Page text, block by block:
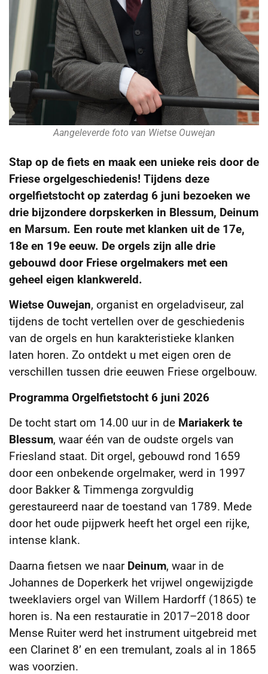
Aangeleverde foto van Wietse Ouwejan
Stap op de fiets en maak een unieke reis door de
Friese orgelgeschiedenis! Tijdens deze
orgelfietstocht op zaterdag 6 juni bezoeken we
drie bijzondere dorpskerken in Blessum, Deinum
en Marsum. Een route met klanken uit de 17e,
18e en 19e eeuw. De orgels zijn alle drie
gebouwd door Friese orgelmakers met een
geheel eigen klankwereld.
Wietse Ouwejan, organist en orgeladviseur, zal
tijdens de tocht vertellen over de geschiedenis
van de orgels en hun karakteristieke klanken
laten horen. Zo ontdekt u met eigen oren de
verschillen tussen drie eeuwen Friese orgelbouw.
Programma Orgelfietstocht 6 juni 2026
De tocht start om 14.00 uur in de Mariakerk te
Blessum, waar één van de oudste orgels van
Friesland staat. Dit orgel, gebouwd rond 1659
door een onbekende orgelmaker, werd in 1997
door Bakker & Timmenga zorgvuldig
gerestaureerd naar de toestand van 1789. Mede
door het oude pijpwerk heeft het orgel een rijke,
intense klank.
Daarna fietsen we naar Deinum, waar in de
Johannes de Doperkerk het vrijwel ongewijzigde
tweeklaviers orgel van Willem Hardorff (1865) te
horen is. Na een restauratie in 2017–2018 door
Mense Ruiter werd het instrument uitgebreid met
een Clarinet 8’ en een tremulant, zoals al in 1865
was voorzien.